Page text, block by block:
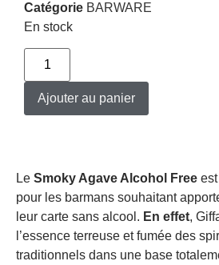
Catégorie BARWARE
En stock
Ajouter au panier
Le Smoky Agave Alcohol Free
pour les barmans souhaitant
leur carte sans alcool. En effet,
l’essence terreuse et fumée des
traditionnels dans une base